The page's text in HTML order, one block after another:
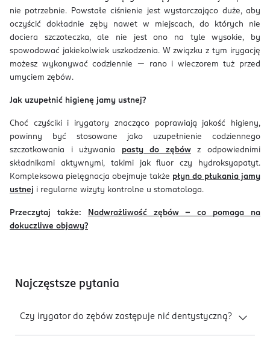
nie potrzebnie. Powstałe ciśnienie jest wystarczająco duże, aby
oczyścić dokładnie zęby nawet w miejscach, do których nie
dociera szczoteczka, ale nie jest ono na tyle wysokie, by
spowodować jakiekolwiek uszkodzenia. W związku z tym irygację
możesz wykonywać codziennie — rano i wieczorem tuż przed
umyciem zębów.
Jak uzupełnić higienę jamy ustnej?
Choć czyściki i irygatory znacząco poprawiają jakość higieny,
powinny być stosowane jako uzupełnienie codziennego
szczotkowania i używania pasty do zębówz odpowiednimi
składnikami aktywnymi, takimi jak fluor czy hydroksyapatyt.
Kompleksowa pielęgnacja obejmuje także płyn do płukania jamy
ustnej i regularne wizyty kontrolne u stomatologa.
Przeczytaj także:
Nadwrażliwość zębów – co pomaga na
dokuczliwe objawy?
Najczęstsze pytania
Czy irygator do zębów zastępuje nić dentystyczną?